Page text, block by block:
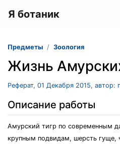
Я ботаник
Предметы Зоология
Жизнь
Реферат, 01 Декабря 2015, автор:
Описание работы
Амурский тигр по современным
крупным подвидам, шерсть гуще,